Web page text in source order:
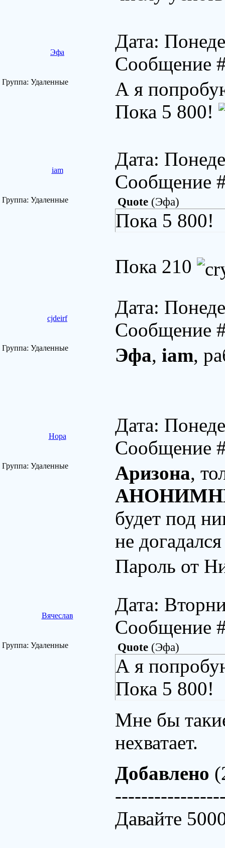
Эфа
Дата:
Сообщение
Группа: Удаленные
А я
Пока 5 800!
iam
Дата:
Сообщение
Группа: Удаленные Quote (Эфа)
Пока 5 800!
Пока 210
cjdeirf
Дата:
Сообщение
Группа: Удаленные Эфа, iam,
Нора
Дата:
Сообщение
Группа: Удаленные Аризона,
будет под
не
Пароль от
Вячеслав
Дата:
Сообщение
Группа: Удаленные Quote (Эфа)
А я
Пока 5 800!
Мне бы
нехватает.
Добавлено
Давайте